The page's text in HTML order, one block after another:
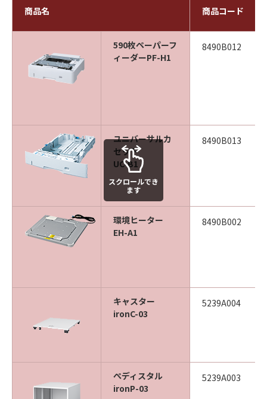
商品名 商品コード
590枚ペーパーフ
ィーダーPF-H1
8490B012
ユニバーサルカ
セット
UC-B1
8490B013
環境ヒーター
EH-A1
8490B002
キャスター
ironC-03
5239A004
ぺディスタル
ironP-03
5239A003
スクロールでき
ます